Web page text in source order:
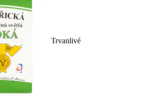
Trvanlivé